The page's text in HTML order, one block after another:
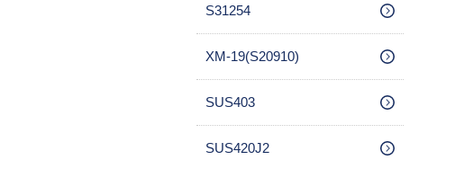
S31254
XM-19(S20910)
SUS403
SUS420J2